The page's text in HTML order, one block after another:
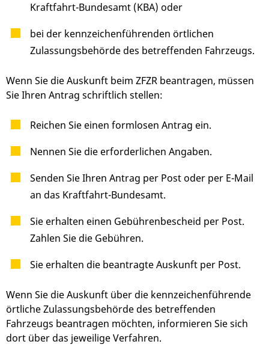
Kraftfahrt-Bundesamt (KBA) oder
bei der kennzeichenführenden örtlichen
Zulassungsbehörde des betreffenden Fahrzeugs.
Wenn Sie die Auskunft beim ZFZR beantragen, müssen
Sie Ihren Antrag schriftlich stellen:
Reichen Sie einen formlosen Antrag ein.
Nennen Sie die erforderlichen Angaben.
Senden Sie Ihren Antrag per Post oder per E-Mail
an das Kraftfahrt-Bundesamt.
Sie erhalten einen Gebührenbescheid per Post.
Zahlen Sie die Gebühren.
Sie erhalten die beantragte Auskunft per Post.
Wenn Sie die Auskunft über die kennzeichenführende
örtliche Zulassungsbehörde des betreffenden
Fahrzeugs beantragen möchten, informieren Sie sich
dort über das jeweilige Verfahren.